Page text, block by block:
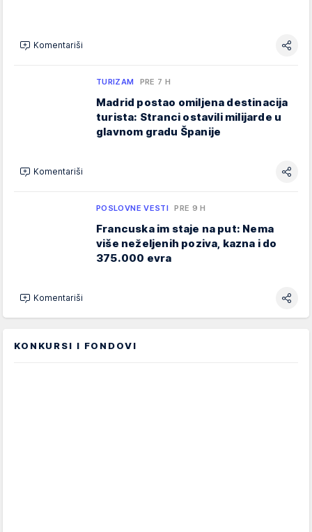
Komentariši
TURIZAM PRE 7 H
Madrid postao omiljena destinacija
turista: Stranci ostavili milijarde u
glavnom gradu Španije
Komentariši
POSLOVNE VESTI PRE 9 H
Francuska im staje na put: Nema
više neželjenih poziva, kazna i do
375.000 evra
Komentariši
KONKURSI I FONDOVI